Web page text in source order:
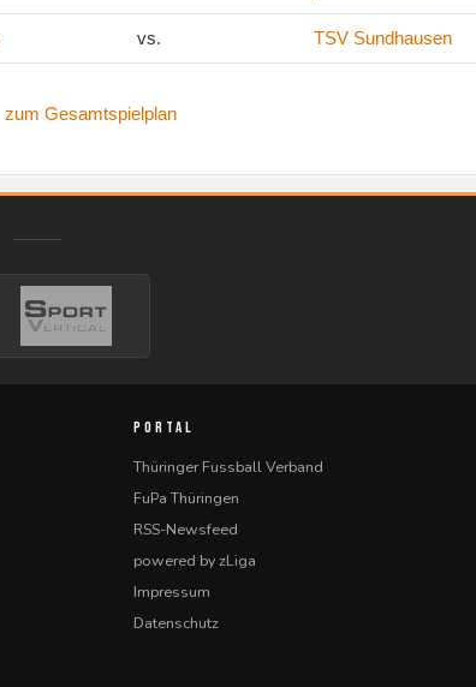
vs. TSV Sundhausen
zum Gesamtspielplan
PORTAL
Thüringer Fussball Verband
FuPa Thüringen
RSS-Newsfeed
powered by zLiga
Impressum
Datenschutz